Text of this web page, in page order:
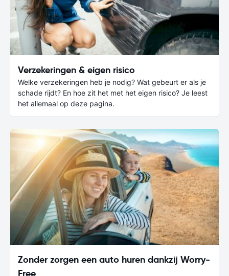
Verzekeringen & eigen risico
Welke verzekeringen heb je nodig? Wat gebeurt er als je
schade rijdt? En hoe zit het met het eigen risico? Je leest
het allemaal op deze pagina.
Zonder zorgen een auto huren dankzij Worry-
Free